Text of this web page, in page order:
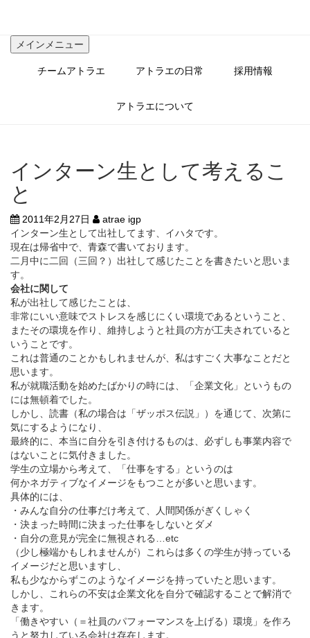
メインメニュー
チームアトラエ アトラエの日常 採用情報
アトラエについて
インターン生として考えるこ
と
2011年2月27日
atrae igp
インターン生として出社してます、イハタです。
現在は帰省中で、青森で書いております。
二月中に二回（三回？）出社して感じたことを書きたいと思いま
す。
会社に関して
私が出社して感じたことは、
非常にいい意味でストレスを感じにくい環境であるということ、
またその環境を作り、維持しようと社員の方が工夫されていると
いうことです。
これは普通のことかもしれませんが、私はすごく大事なことだと
思います。
私が就職活動を始めたばかりの時には、「企業文化」というもの
には無頓着でした。
しかし、読書（私の場合は「ザッポス伝説」）を通じて、次第に
気にするようになり、
最終的に、本当に自分を引き付けるものは、必ずしも事業内容で
はないことに気付きました。
学生の立場から考えて、「仕事をする」というのは
何かネガティブなイメージをもつことが多いと思います。
具体的には、
・みんな自分の仕事だけ考えて、人間関係がぎくしゃく
・決まった時間に決まった仕事をしないとダメ
・自分の意見が完全に無視される…etc
（少し極端かもしれませんが）これらは多くの学生が持っている
イメージだと思いますし、
私も少なからずこのようなイメージを持っていたと思います。
しかし、これらの不安は企業文化を自分で確認することで解消で
きます。
「働きやすい（＝社員のパフォーマンスを上げる）環境」を作ろ
うと努力している会社は存在します。